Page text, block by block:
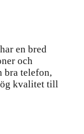
en bred
och
bra telefon,
kvalitet till